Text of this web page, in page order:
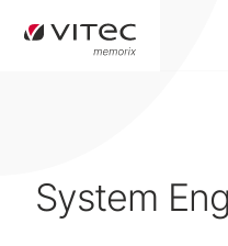
System